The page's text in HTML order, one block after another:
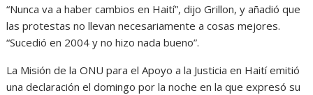
“Nunca va a haber cambios en Haití”, dijo Grillon, y añadió que
las protestas no llevan necesariamente a cosas mejores.
“Sucedió en 2004 y no hizo nada bueno”.
La Misión de la ONU para el Apoyo a la Justicia en Haití emitió
una declaración el domingo por la noche en la que expresó su